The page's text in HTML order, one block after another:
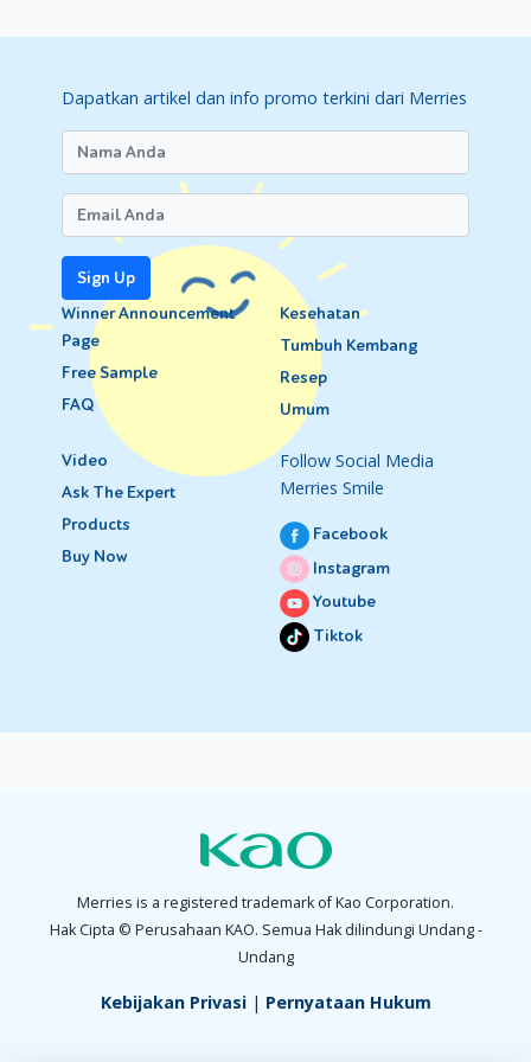
Dapatkan artikel dan info promo terkini dari Merries
Sign Up
Winner Announcement
Page
Free Sample
FAQ
Kesehatan
Tumbuh Kembang
Resep
Umum
Video
Ask The Expert
Products
Buy Now
Follow Social Media
Merries Smile
Facebook
Instagram
Youtube
Tiktok
Merries is a registered trademark of Kao Corporation.
Hak Cipta © Perusahaan KAO. Semua Hak dilindungi Undang -
Undang
Kebijakan Privasi| Pernyataan Hukum